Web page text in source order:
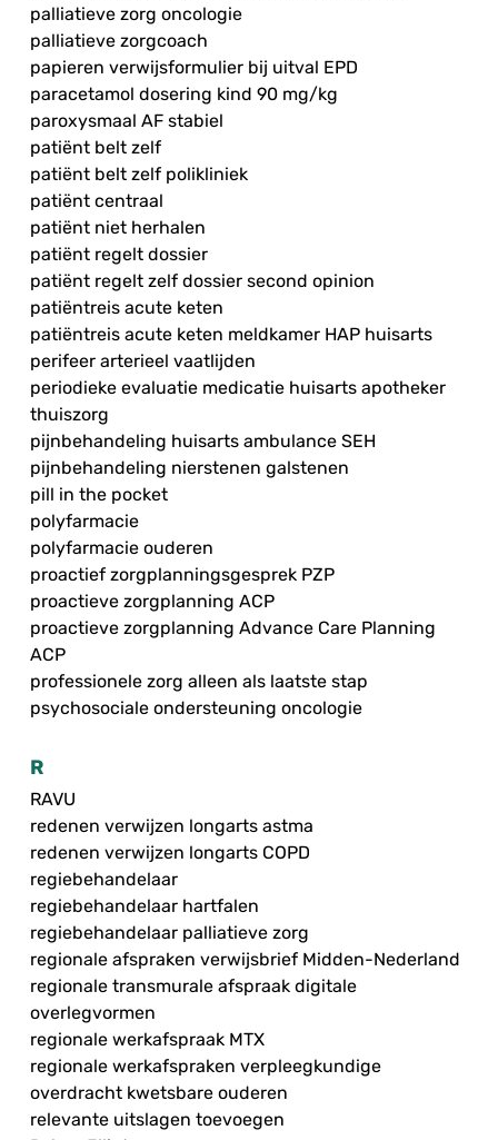
palliatieve zorg oncologie
palliatieve zorgcoach
papieren verwijsformulier bij uitval EPD
paracetamol dosering kind 90 mg/kg
paroxysmaal AF stabiel
patiënt belt zelf
patiënt belt zelf polikliniek
patiënt centraal
patiënt niet herhalen
patiënt regelt dossier
patiënt regelt zelf dossier second opinion
patiëntreis acute keten
patiëntreis acute keten meldkamer HAP huisarts
perifeer arterieel vaatlijden
periodieke evaluatie medicatie huisarts apotheker
thuiszorg
pijnbehandeling huisarts ambulance SEH
pijnbehandeling nierstenen galstenen
pill in the pocket
polyfarmacie
polyfarmacie ouderen
proactief zorgplanningsgesprek PZP
proactieve zorgplanning ACP
proactieve zorgplanning Advance Care Planning
ACP
professionele zorg alleen als laatste stap
psychosociale ondersteuning oncologie
R
RAVU
redenen verwijzen longarts astma
redenen verwijzen longarts COPD
regiebehandelaar
regiebehandelaar hartfalen
regiebehandelaar palliatieve zorg
regionale afspraken verwijsbrief Midden-Nederland
regionale transmurale afspraak digitale
overlegvormen
regionale werkafspraak MTX
regionale werkafspraken verpleegkundige
overdracht kwetsbare ouderen
relevante uitslagen toevoegen